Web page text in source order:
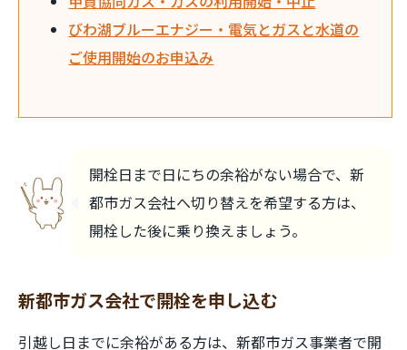
びわ湖ブルーエナジー・電気とガスと水道の
ご使用開始のお申込み
開栓日まで日にちの余裕がない場合で、新
都市ガス会社へ切り替えを希望する方は、
開栓した後に乗り換えましょう。
新都市ガス会社で開栓を申し込む
引越し日までに余裕がある方は、新都市ガス事業者で開